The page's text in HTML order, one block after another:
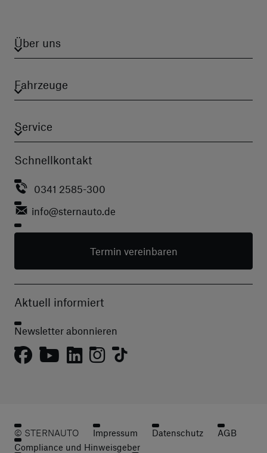
Über uns
Fahrzeuge
Service
Schnellkontakt
0341 2585-300
info@sternauto.de
Termin vereinbaren
Aktuell informiert
Newsletter abonnieren
© STERNAUTO Impressum Datenschutz
AGB
Compliance und Hinweisgeber